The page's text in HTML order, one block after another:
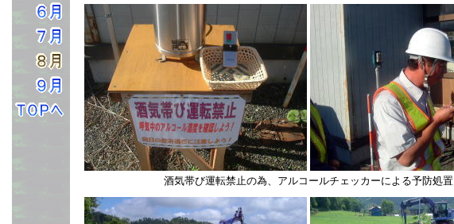
酒気帯び運転禁止の為、アルコールチェッカーによる予防処置